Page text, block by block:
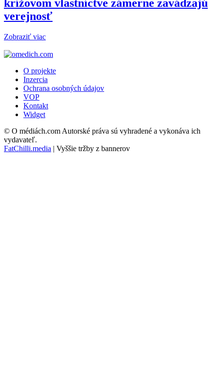
krížovom vlastníctve zámerne zavádzajú
verejnosť
Zobraziť viac
O projekte
Inzercia
Ochrana osobných údajov
VOP
Kontakt
Widget
© O médiách.com Autorské práva sú vyhradené a vykonáva ich
vydavateľ.
FatChilli.media | Vyššie tržby z bannerov